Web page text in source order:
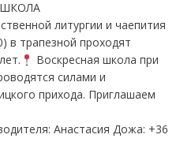
литургии и чаепития
в трапезной проходят
Воскресная школа при
силами и
прихода. Приглашаем
Анастасия Дожа: +36